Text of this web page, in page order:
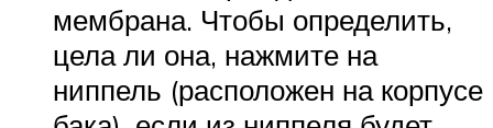
мембрана. Чтобы определить,
цела ли она, нажмите на
ниппель (расположен на корпусе